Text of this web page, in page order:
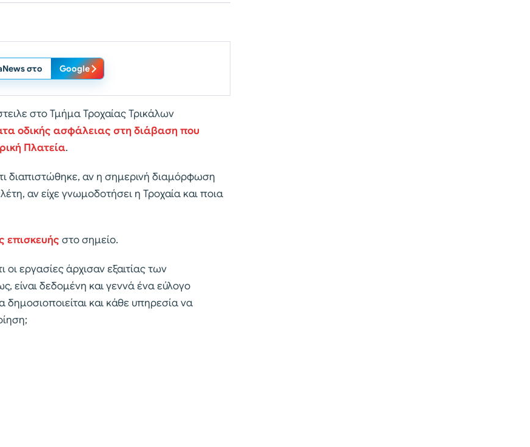
στο Google
στο Τμήμα Τροχαίας Τρικάλων
οδικής ασφάλειας στη διάβαση που
Πλατεία.
διαπιστώθηκε, αν η σημερινή διαμόρφωση
αν είχε γνωμοδοτήσει η Τροχαία και ποια
επισκευής στο σημείο.
οι εργασίες άρχισαν εξαιτίας των
είναι δεδομένη και γεννά ένα εύλογο
και κάθε υπηρεσία να